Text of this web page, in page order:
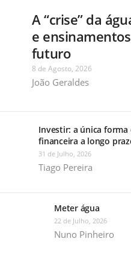
A “crise” da
e
futuro
8 de Agosto, 2026
João Geraldes
Investir: a única forma
financeira a longo
31 de Julho, 2026
Tiago Pereira
Meter água
22 de Julho, 2026
Nuno Pinheiro